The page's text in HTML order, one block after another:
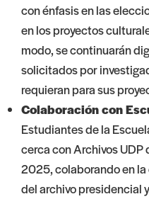
con énfasis en las
en los proyectos
modo, se continuarán
solicitados por
requieran para sus
Colaboración con
Estudiantes de la
cerca con Archivos
2025, colaborando en
del archivo presidencial